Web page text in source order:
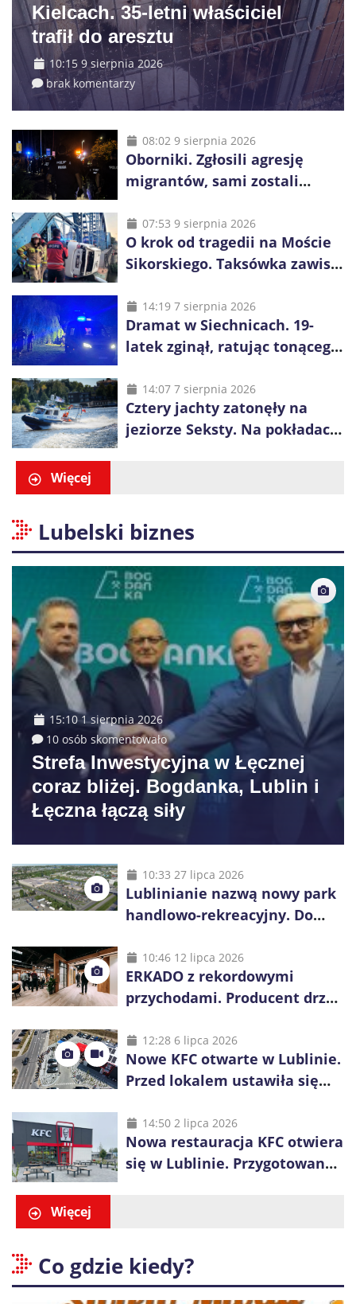
Kielcach. 35-letni właściciel
trafił do aresztu
10:15 9 sierpnia 2026
brak komentarzy
08:02 9 sierpnia 2026
Oborniki. Zgłosili agresję
migrantów, sami zostali
proceder
07:53 9 sierpnia 2026
O krok od tragedii na Moście
Sikorskiego. Taksówka zawisła
14:19 7 sierpnia 2026
Dramat w Siechnicach. 19-
latek zginął, ratując tonącego
14:07 7 sierpnia 2026
Cztery jachty zatonęły na
jeziorze Seksty. Na pokładach
Więcej
Lubelski biznes
15:10 1 sierpnia 2026
10 osób skomentowało
Strefa Inwestycyjna w Łęcznej
coraz bliżej. Bogdanka, Lublin i
Łęczna łączą siły
10:33 27 lipca 2026
Lublinianie nazwą nowy park
handlowo-rekreacyjny. Do
10:46 12 lipca 2026
ERKADO z rekordowymi
przychodami. Producent drzwi
inwestycje
12:28 6 lipca 2026
Nowe KFC otwarte w Lublinie.
Przed lokalem ustawiła się
14:50 2 lipca 2026
Nowa restauracja KFC otwiera
się w Lublinie. Przygotowano
Więcej
Co gdzie kiedy?